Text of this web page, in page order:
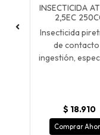
INSECTICIDA
2,5EC
Insecticida
de contacto
ingestión,
$ 18.910
Comprar